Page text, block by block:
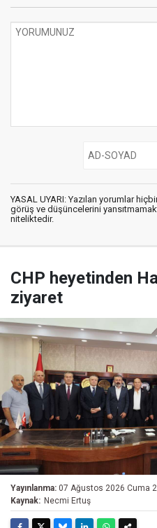
YASAL UYARI: Yazılan yorumlar
görüş ve düşüncelerini
niteliktedir.
CHP heyetinden
ziyaret
Yayınlanma: 07 Ağustos 2026 Cuma
Kaynak: Necmi Ertuş